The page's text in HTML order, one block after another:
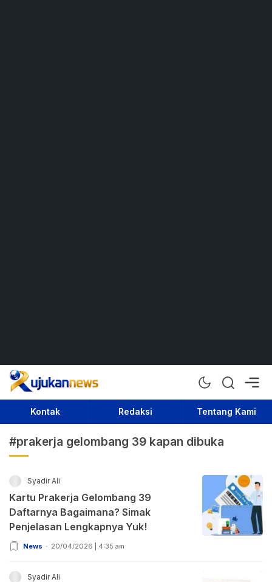
Rujukan News
Satu Rujukan Sejuta Informasi
Kontak Redaksi Tentang Kami
#prakerja gelombang 39 kapan dibuka
Syadir Ali
Kartu Prakerja Gelombang 39
Daftarnya Bagaimana? Simak
Penjelasan Lengkapnya Yuk!
News 20/04/2026 | 4:35 am
Syadir Ali